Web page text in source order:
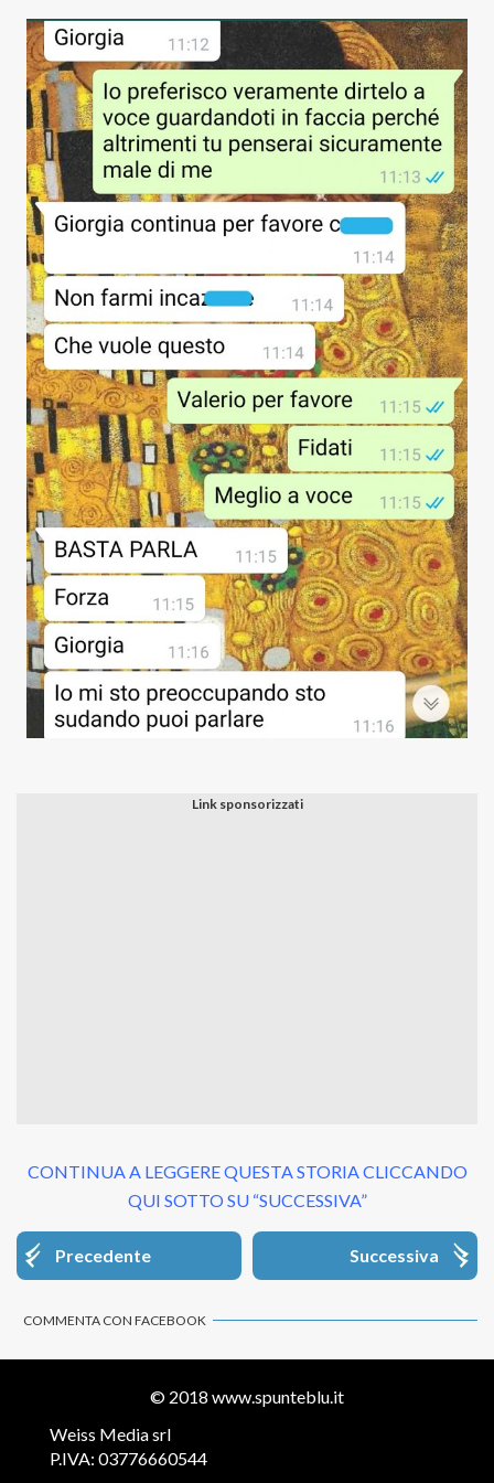
CONTINUA A LEGGERE QUESTA STORIA CLICCANDO
QUI SOTTO SU “SUCCESSIVA”
Precedente Successiva
COMMENTA CON FACEBOOK
© 2018 www.spunteblu.it
Weiss Media srl
P.IVA: 03776660544